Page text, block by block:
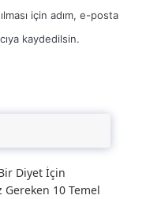
için adım, e-posta
kaydedilsin.
Diyet İçin
Gereken 10 Temel